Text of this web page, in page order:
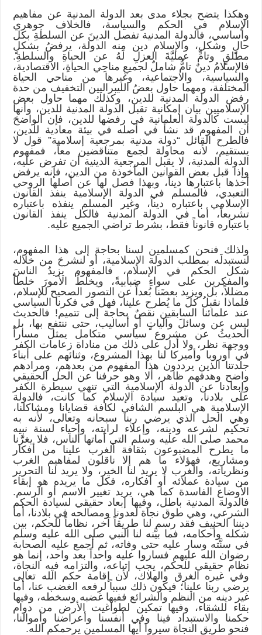
وهكذا يتضح بجلاء مدى بعد الدولة المدنية عن مفاهيم
الإسلام في الحكم والسياسة، فالخلاف جوهري
وأساسي، فالدولة المدنية تفصل الدينَ عن السلطةِ بكل
حالٍ وشكل، والإسلام دين منه الدولة، يرفضُ بشكلٍ
مطلقٍ وتامٍّ عمليَّةَ العزلِ لَهُ عن الحياةِ والسلطةِ.
فالإسلامُ دينٌ تامٌّ شاملٌ لجميعِ مناحِي الحياةِ، الاقتصادية،
والسياسية، والاجتماعية، وغيرها من مناحي الحياة
المختلفة، ومهما حاول بعضُ الليبراليين التخفيف من حدة
رفض الدولة المدنية للدين، وكذلك مهما حاول بعض
الإسلاميين بيان إمكانية تقبل الدولة المدنية للدين، وأنها
ليست كالدولة العلمانية في رفضها للدين، فإن الواضحَ
أن المفهوم قد نشأ في أصله في بيئة معادية للدين،
فالطرح القائل “دولة مدنية بمرجعية إسلامية” قول لا
يستقيم، لأنه محاولة لجمع متناقضين معاً، فمفهوم
الدولة المدنية، لا يقبل المرجعية الدينية أن تفرض عليه،
وإذا قبل بعض القوانين المأخوذة من الدين، فإنه يرفض
أخذها باعتبارها ديناً، وبهذا فصل لها عن أصلها الروحي
التعبدي، فالمسلم في الدولة الإسلامية ينفذ القانون
الإسلامي باعتباره ديناً، وغير المسلم ينفذه باعتباره
تشريعاً، أما في الدولة المدنية فالكل ينفذ القانون
باعتباره قانوناً فقط، بشرط تراضي الجميع عليه.
ولذلك فنحن كمسلمين لسنا بحاجة إلى هذا المفهوم،
لنستبدلَه بمطلب الدولة الإسلامية، أو لنشرحَ من خلاله
شكل الحكم في الإسلام، فالمفهوم يزيدُ الناسَ
والمفكرين على سواءِ ضبابيةً، ويخلطُ الأمورَ خلطاً
مضللاً، بل ويزيد بعضَنا بُعداً عن التصور الصحيح للإسلام،
فلماذا نقبلُ كلَ ما يُطرح علينا، فهل في فكرنا السياسي
عند علمائنا السابقين نقصٌ بحاجة إلى تتميم! فالحديث
ليس عن وسائلَ وآلياتٍ أو أساليب، حتى ننتفع بها، بل
الحديثُ عن مشروع سياسي متكامل يمثل مساراً
ووجهة نظر، ولا أدل على ذلك من مناداة زعامات الكفر
في أوروبا وأميركا لنا بهذا المشروع، وثنائهم على أبناء
جلدتنا الذين يرددون هذا المفهوم من بعدهم، ومرادهم
واضح وهدفهم ظاهر، ألا وهو حرفنا عن الحل الحقيقي
وإبعادنا عن الدولة الإسلامية التي تنهي سيطرة الكفر
على بلادنا، وتعيد سيادة الإسلام كما كانت، فالدولة
الإسلامية هي البلسم الشافي لكافة قضايانا ومشاكلنا،
وهي الحل الذي يرضي ربنا سبحانه وتعالى، لأنه به
تحكيم لشرعه ودينه، وإعلاء لرايته، وإحياء لسنة نبيه
محمد صلى الله عليه وسلم التي أماتها الناس، فلا يغرَّنا
ما يطرح المضبوعون بثقافة الغرب علينا من أفكار
ومشاريع، فهؤلاء ما هم إلا ناقلون لمفاهيم الغرب
ونظرياته، والغرب لا يريد لنا الخير، ولا يريد لنا التحرير
من سيادة عملائه أو أفكاره، فكل ما يريده هو إبقاء
الأوضاع الفاسدة كما هي، يريد تغيير الاسم أو الرسم.
فالدولة المدنية باطل، وفيها إبعاد حقيقي لسيادة الحكم
الشرعي، وهي طوق نجاة لعدونا ومصالحه في بلادنا، أما
ديننا الحنيف فقد رسم لنا طريقاً آخر، نظاماً للحكم، بين
شكله وأحكامه، فما بيَّنه لنا النبي صلى الله عليه وسلم
في سنَّته وسار عليه حتى وفاته، ثم أجمع عليه الصحابة
رضوان الله عليهم فساروا عليه واحداً بعد واحد، إنما هو
نظام حقيقي للحكم، يجب إتباعه، والتزامه فيه النجاة،
وفي غيره الغرق والهلاك، لأن إقامة حكم الله تعالى
يرضي ربنا علينا؛ فيكون ذلك سبباً لرفعه الغضب عنا، أما
غير دينه من النظم والشرائع ففيها غضبه وسخطه، وفيها
بقاء للشقاء، وفيها تمكين لطواغيت الأرض من دوام
حكمنا والاستبداد فينا وفي أنفسنا وأعراضنا وأموالنا،
فنحو طريق النجاة سيروا أيها المسلمين يرحمكم الله.